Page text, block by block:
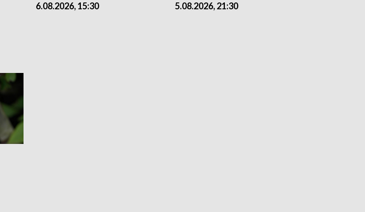
6.08.2026, 15:30 5.08.2026, 21:30